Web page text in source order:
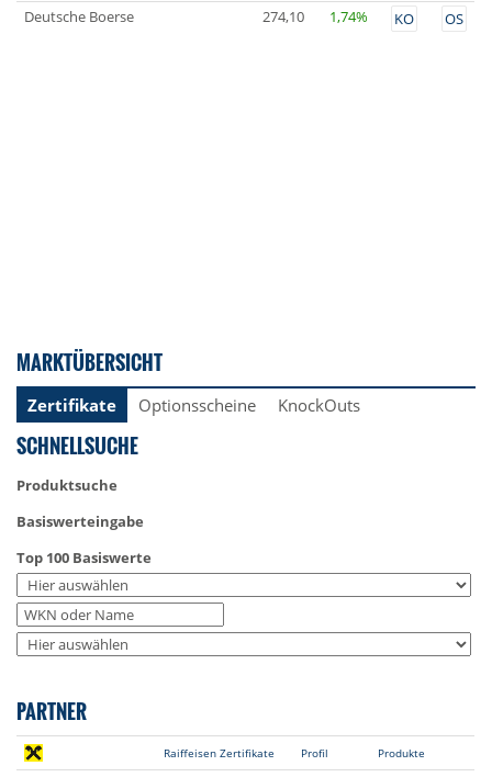
Deutsche Boerse 274,10 1,74% KO OS
MARKTÜBERSICHT
Zertifikate Optionsscheine KnockOuts
SCHNELLSUCHE
Produktsuche
Basiswerteingabe
Top 100 Basiswerte
PARTNER
Raiffeisen Zertifikate Profil Produkte